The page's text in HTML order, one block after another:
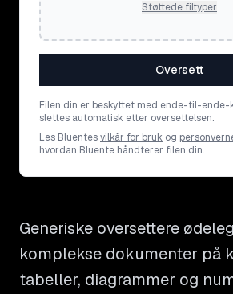
Støttede filtyper
Oversett
Filen din er beskyttet med ende-til-ende-
slettes automatisk etter oversettelsen.
Les Bluentesvilkår for bruk og
hvordan Bluente håndterer filen din.
Generiske oversettere
komplekse dokumenter på
tabeller, diagrammer og